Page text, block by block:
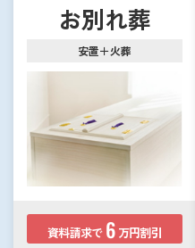
お別れ葬
安置＋火葬
資料請求で 6 万円割引